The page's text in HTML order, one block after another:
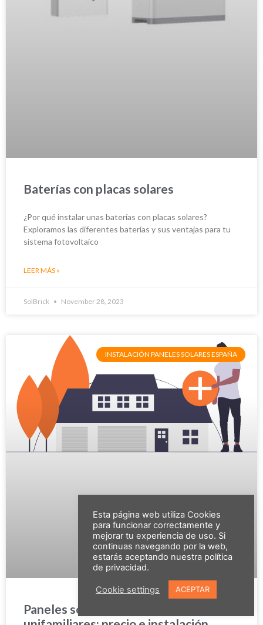
Baterías con placas solares
¿Por qué instalar unas baterías con placas solares?
Exploramos las diferentes baterías y sus ventajas para tu
sistema fotovoltaico
LEER MÁS »
SolBrick November 28, 2023
INSTALACIÓN PANELES SOLARES ESPAÑA
Paneles solares para viviendas
Esta página web utiliza Cookies
para funcionar correctamente y
mejorar tu experiencia de uso. Si
continuas navegando por la web,
estarás aceptando nuestra política
de privacidad.
Cookie settings ACEPTAR